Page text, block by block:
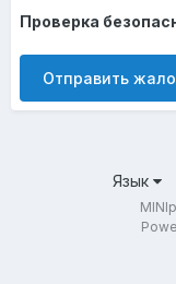
Проверка
Отправить
Язык